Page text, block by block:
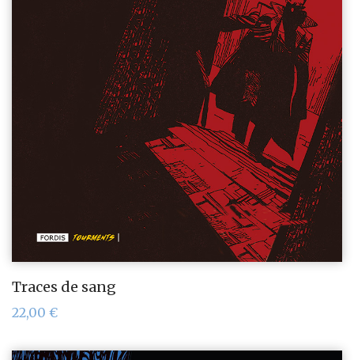
Traces de sang
22,00 €